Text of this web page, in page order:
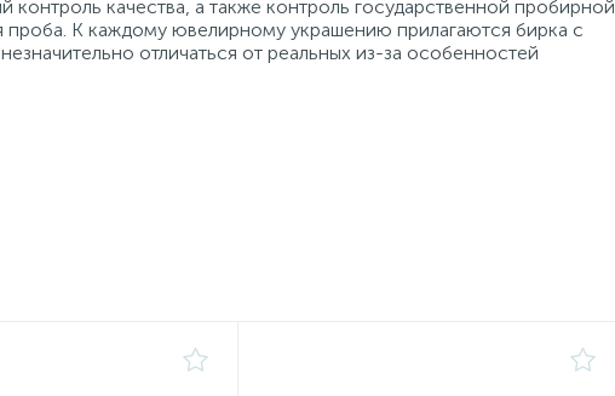
качества, а также контроль государственной пробирной
проба. К каждому ювелирному украшению прилагаются бирка с
отличаться от реальных из-за особенностей